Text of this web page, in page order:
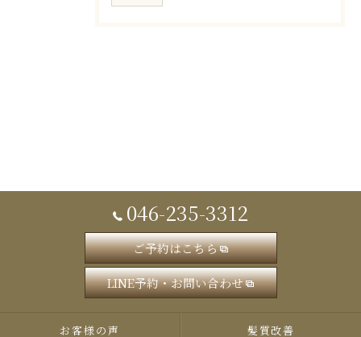
046-235-3312
ご予約はこちら
LINE予約・お問い合わせ
お客様の声 髪質改善